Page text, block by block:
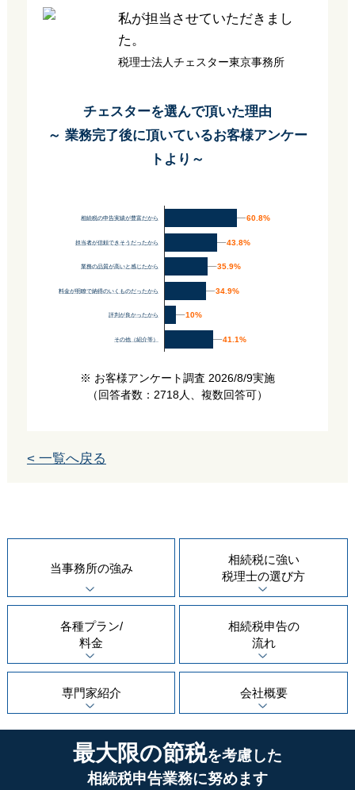
私が担当させていただきまし
た。
税理士法人チェスター東京事務所
チェスターを選んで頂いた理由
～ 業務完了後に頂いているお客様アンケー
トより～
相続税の申告実績が豊富だから
担当者が信頼できそうだったから
業務の品質が高いと感じたから
料金が明瞭で納得のいくものだったから
評判が良かったから
その他（紹介等）
60.8%
60.8%
43.8%
43.8%
35.9%
35.9%
34.9%
34.9%
10%
10%
41.1%
41.1%
※ お客様アンケート調査 2026/8/9実施
（回答者数：2718人、複数回答可）
< 一覧へ戻る
当事務所の強み
相続税に強い
税理士の選び方
各種プラン/
料金
相続税申告の
流れ
専門家紹介 会社概要
最大限の節税を考慮した
相続税申告業務に努めます